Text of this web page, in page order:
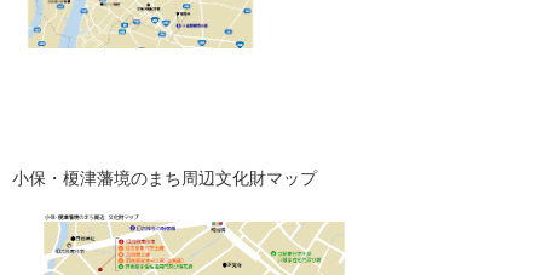
小保・榎津藩境のまち周辺文化財マップ